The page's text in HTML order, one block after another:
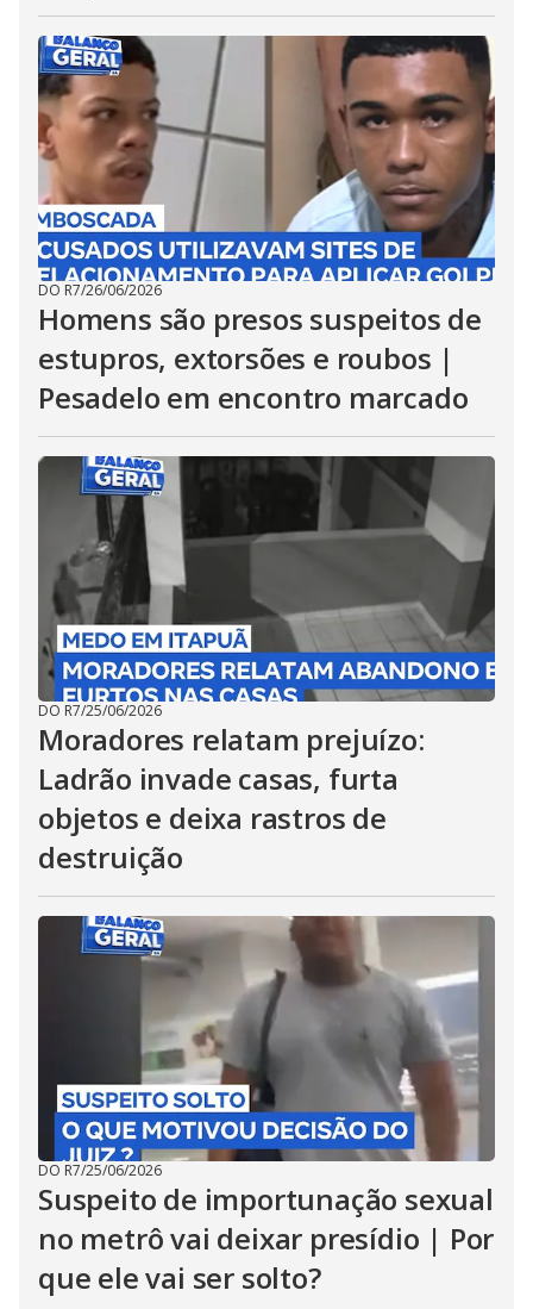
DO R7/26/06/2026
Homens são presos suspeitos de
estupros, extorsões e roubos |
Pesadelo em encontro marcado
DO R7/25/06/2026
Moradores relatam prejuízo:
Ladrão invade casas, furta
objetos e deixa rastros de
destruição
DO R7/25/06/2026
Suspeito de importunação sexual
no metrô vai deixar presídio | Por
que ele vai ser solto?